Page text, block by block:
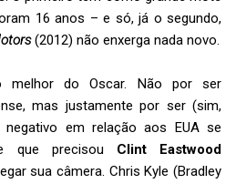
16 anos – e só, já o segundo,
(2012) não enxerga nada novo.
melhor do Oscar. Não por ser
mas justamente por ser (sim,
em relação aos EUA se
que precisou Clint Eastwood
sua câmera. Chris Kyle (Bradley